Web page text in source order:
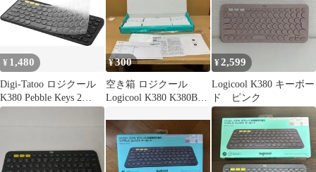
¥ 1,480
Digi-Tatoo ロジクール
K380 Pebble Keys 2
K380s 用 キーボードカ
超薄型 防水防塵 高い透
明感 TPU 保護カバー
¥300
空き箱 ロジクール
Logicool K380 K380BK
¥2,599
Logicool K380 キーボー
ド ピンク